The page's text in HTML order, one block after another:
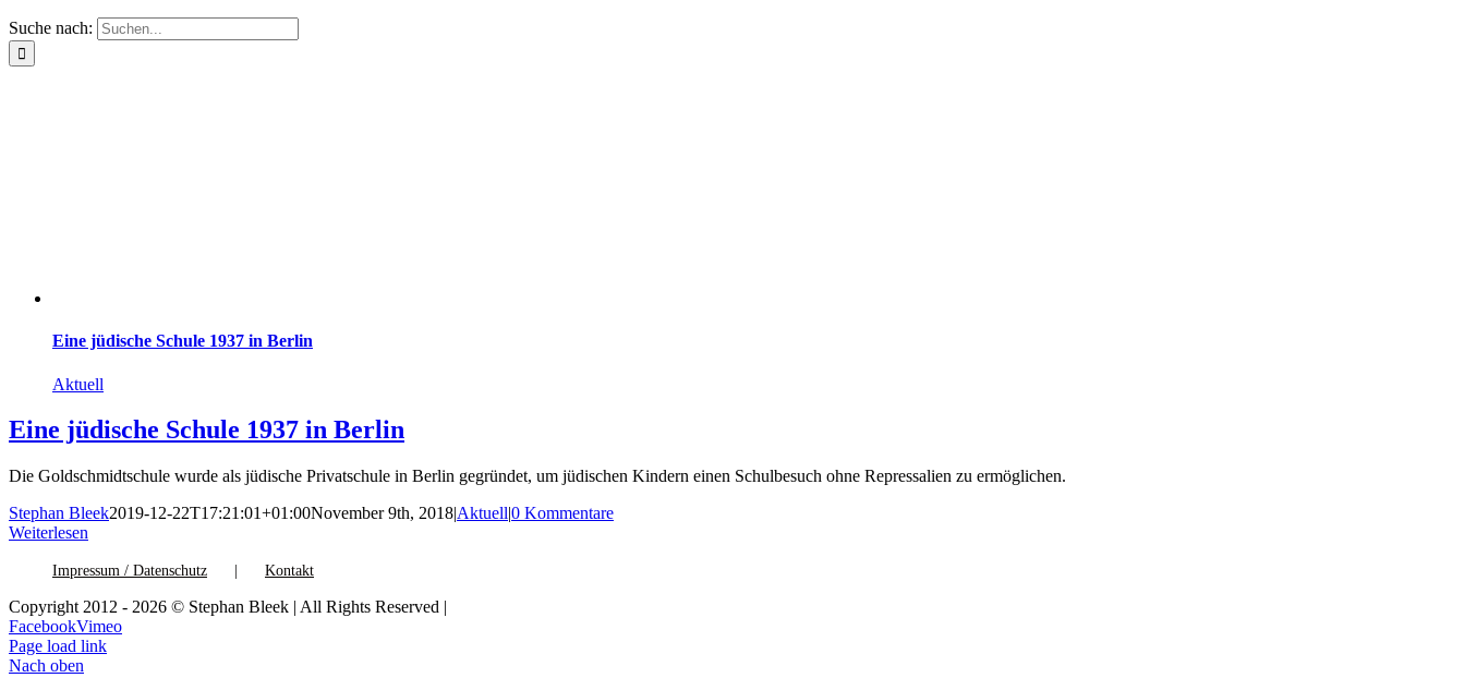
Suche nach:
Eine jüdische Schule 1937 in Berlin
Aktuell
Eine jüdische Schule 1937 in Berlin
Die Goldschmidtschule wurde als jüdische Privatschule in Berlin gegründet, um jüdischen Kindern einen Schulbesuch ohne Repressalien zu ermöglichen.
Stephan Bleek2019-12-22T17:21:01+01:00November 9th, 2018|Aktuell|0 Kommentare
Weiterlesen
Impressum / Datenschutz Kontakt
Copyright 2012 - 2026 © Stephan Bleek | All Rights Reserved |
FacebookVimeo
Page load link
Nach oben